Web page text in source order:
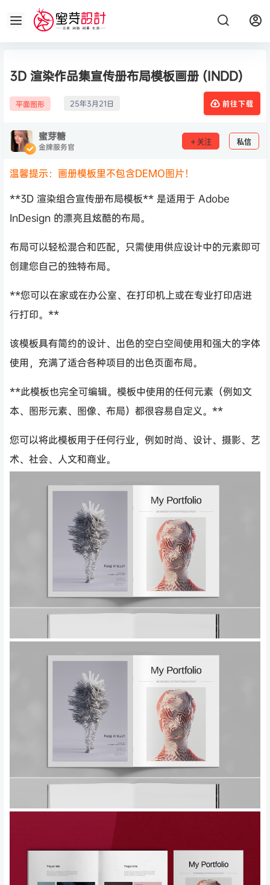
3D 渲染作品集宣传册布局模板画册 (INDD)
平面图形 25年3月21日 前往下载
蜜芽糖
金牌服务官 关注 私信
温馨提示：画册模板里不包含DEMO图片！
**3D 渲染组合宣传册布局模板** 是适用于 Adob​​e
InDesign 的漂亮且炫酷的布局。
布局可以轻松混合和匹配，只需使用供应设计中的元素即可
创建您自己的独特布局。
**您可以在家或在办公室、在打印机上或在专业打印店进
行打印。**
该模板具有简约的设计、出色的空白空间使用和强大的字体
使用，充满了适合各种项目的出色页面布局。
**此模板也完全可编辑。模板中使用的任何元素（例如文
本、图形元素、图像、布局）都很容易自定义。**
您可以将此模板用于任何行业，例如时尚、设计、摄影、艺
术、社会、人文和商业。